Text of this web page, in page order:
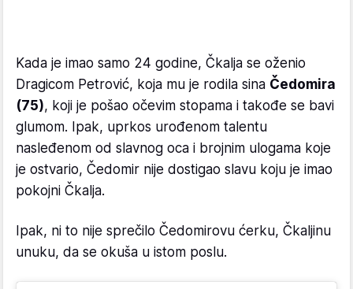
Kada je imao samo 24 godine, Čkalja se oženio
Dragicom Petrović, koja mu je rodila sina Čedomira
(75), koji je pošao očevim stopama i takođe se bavi
glumom. Ipak, uprkos urođenom talentu
nasleđenom od slavnog oca i brojnim ulogama koje
je ostvario, Čedomir nije dostigao slavu koju je imao
pokojni Čkalja.
Ipak, ni to nije sprečilo Čedomirovu ćerku, Čkaljinu
unuku, da se okuša u istom poslu.